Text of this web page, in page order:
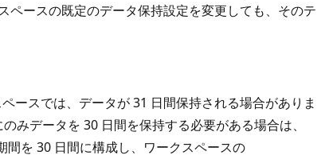
ペースの既定のデータ保持設定を変更しても、そのテ
ースでは、データが 31 日間保持される場合がありま
みデータを 30 日間を保持する必要がある場合は、
を 30 日間に構成し、ワークスペースの